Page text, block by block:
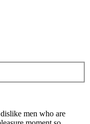
men who are